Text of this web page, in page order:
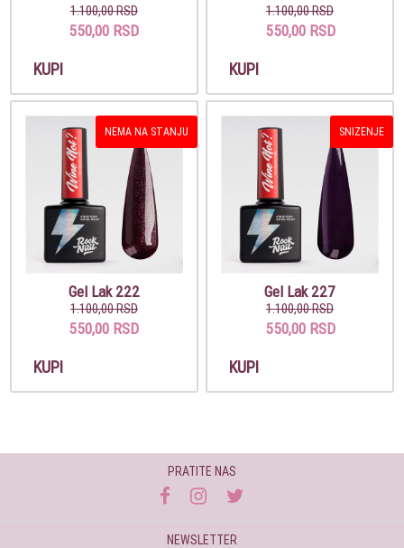
1.100,00 RSD
550,00 RSD
KUPI
1.100,00 RSD
550,00 RSD
KUPI
NEMA NA STANJU
Gel Lak 222
1.100,00 RSD
550,00 RSD
KUPI
SNIZENJE
Gel Lak 227
1.100,00 RSD
550,00 RSD
KUPI
PRATITE NAS
NEWSLETTER